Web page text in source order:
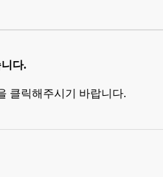
다.
클릭해주시기 바랍니다.